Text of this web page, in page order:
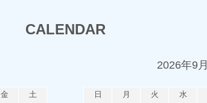
CALENDAR
金 土
2026年9月
日 月 火 水